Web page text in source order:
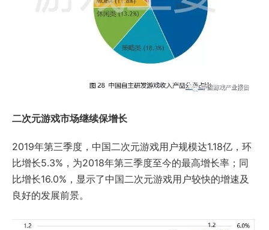
二次元游戏市场继续保增长
2019年第三季度，中国二次元游戏用户规模达1.18亿，环
比增长5.3%，为2018年第三季度至今的最高增长率；同
比增长16.0%，显示了中国二次元游戏用户较快的增速及
良好的发展前景。